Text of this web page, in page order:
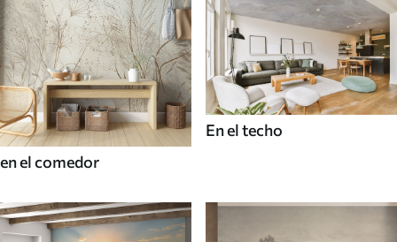
en el comedor
En el techo